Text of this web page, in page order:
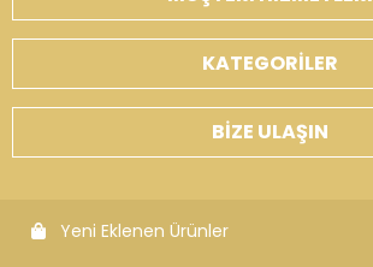
KATEGORİLER
BİZE ULAŞIN
Yeni Eklenen Ürünler